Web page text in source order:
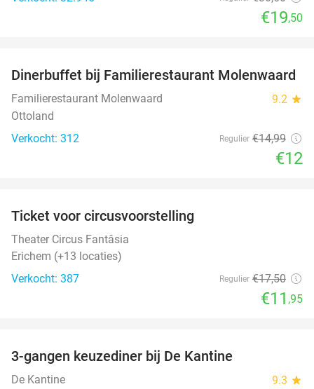
€19,50
20%
Dinerbuffet bij Familierestaurant Molenwaard
Familierestaurant Molenwaard 9.2 star
Ottoland
Verkocht: 312
Regulier €14,99
€12
Ticket voor circusvoorstelling
Theater Circus Fantâsia
Erichem (+13 locaties)
Verkocht: 387
Regulier €17,50
€11 ,95
3-gangen keuzediner bij De Kantine
De Kantine 9.3 star